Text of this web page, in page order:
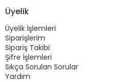
Üyelik
Üyelik İşlemleri
Siparişlerim
Sipariş Takibi
Şifre İşlemleri
Sıkça Sorulan Sorular
Yardım